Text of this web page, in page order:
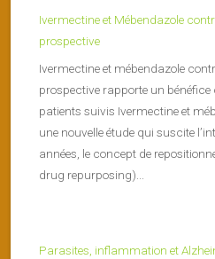
Ivermectine et Mébendazole
prospective
Ivermectine et mébendazole
prospective rapporte un bénéfice
patients suivis Ivermectine et
une nouvelle étude qui suscite
années, le concept de
drug repurposing)...
Parasites, inflammation et